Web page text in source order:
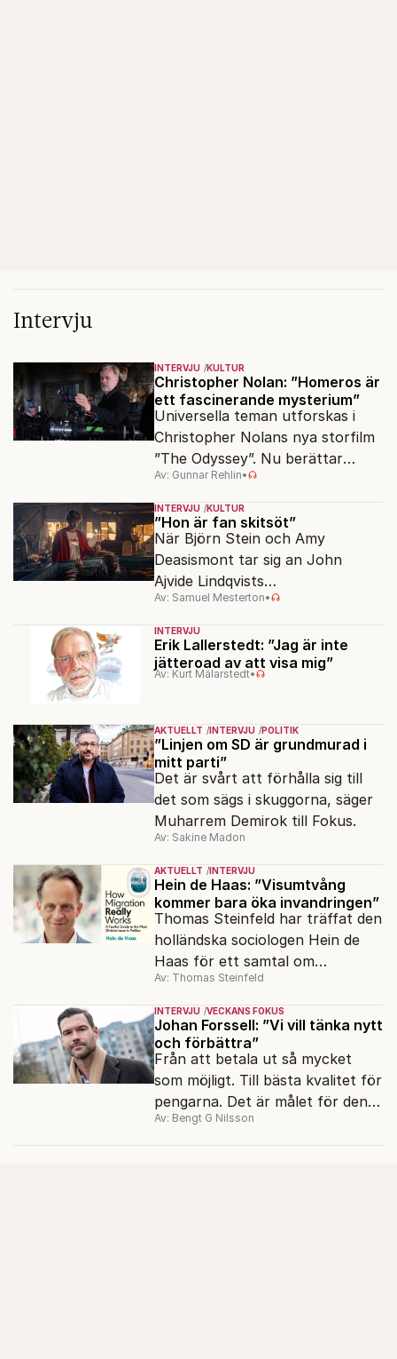
Intervju
INTERVJU KULTUR
Christopher Nolan: ”Homeros är
ett fascinerande mysterium”
Universella teman utforskas i
Christopher Nolans nya storfilm
”The Odyssey”. Nu berättar
stjärnregissören om
fascinationen för Homeros
klassiska epos.
Av: Gunnar Rehlin•
INTERVJU KULTUR
”Hon är fan skitsöt”
När Björn Stein och Amy
Deasismont tar sig an John
Ajvide Lindqvists
sjöjungfruhistoria ”Sommaren
1985” korsas Saltkråkan med
Stephen King.
Av: Samuel Mesterton•
INTERVJU
Erik Lallerstedt: ”Jag är inte
jätteroad av att visa mig”
Av: Kurt Mälarstedt•
AKTUELLT INTERVJU POLITIK
”Linjen om SD är grundmurad i
mitt parti”
Det är svårt att förhålla sig till
det som sägs i skuggorna, säger
Muharrem Demirok till Fokus.
Av: Sakine Madon
AKTUELLT INTERVJU
Hein de Haas: ”Visumtvång
kommer bara öka invandringen”
Thomas Steinfeld har träffat den
holländska sociologen Hein de
Haas för ett samtal om
migrationens myter.
Av: Thomas Steinfeld
INTERVJU VECKANS FOKUS
Johan Forssell: ”Vi vill tänka nytt
och förbättra”
Från att betala ut så mycket
som möjligt. Till bästa kvalitet för
pengarna. Det är målet för den
nya biståndspolitiken, enligt
Av: Bengt G Nilsson